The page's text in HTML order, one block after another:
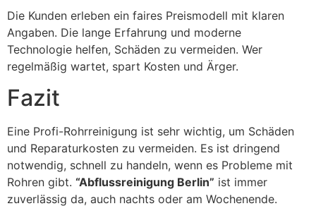
Die Kunden erleben ein faires Preismodell mit klaren
Angaben. Die lange Erfahrung und moderne
Technologie helfen, Schäden zu vermeiden. Wer
regelmäßig wartet, spart Kosten und Ärger.
Fazit
Eine Profi-Rohrreinigung ist sehr wichtig, um Schäden
und Reparaturkosten zu vermeiden. Es ist dringend
notwendig, schnell zu handeln, wenn es Probleme mit
Rohren gibt. “Abflussreinigung Berlin” ist immer
zuverlässig da, auch nachts oder am Wochenende.